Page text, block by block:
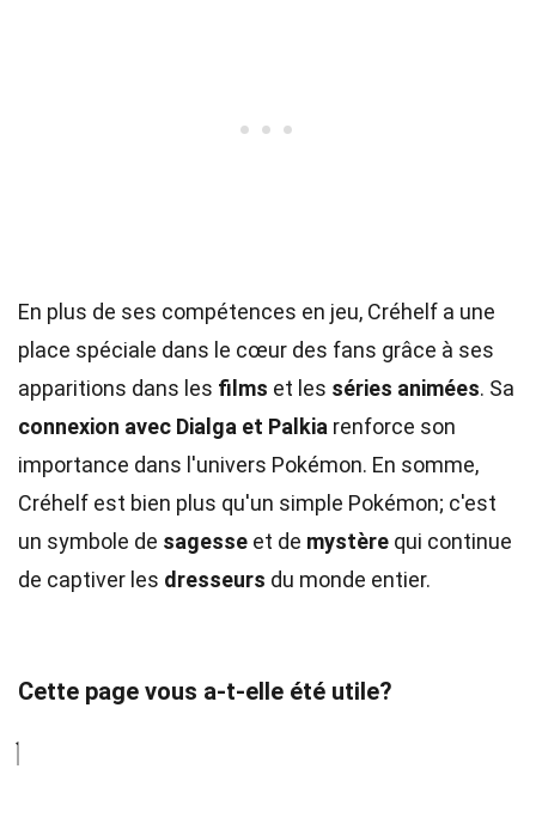
En plus de ses compétences en jeu, Créhelf a une
place spéciale dans le cœur des fans grâce à ses
apparitions dans les films et les séries animées. Sa
connexion avec Dialga et Palkia renforce son
importance dans l'univers Pokémon. En somme,
Créhelf est bien plus qu'un simple Pokémon; c'est
un symbole de sagesse et de mystère qui continue
de captiver les dresseurs du monde entier.
Cette page vous a-t-elle été utile?